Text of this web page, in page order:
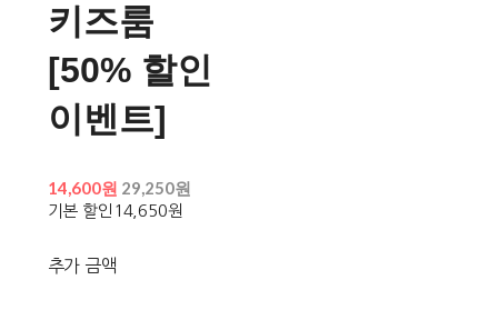
키즈룸
[50% 할인
이벤트]
14,600원 29,250원
기본 할인 14,650원
추가 금액